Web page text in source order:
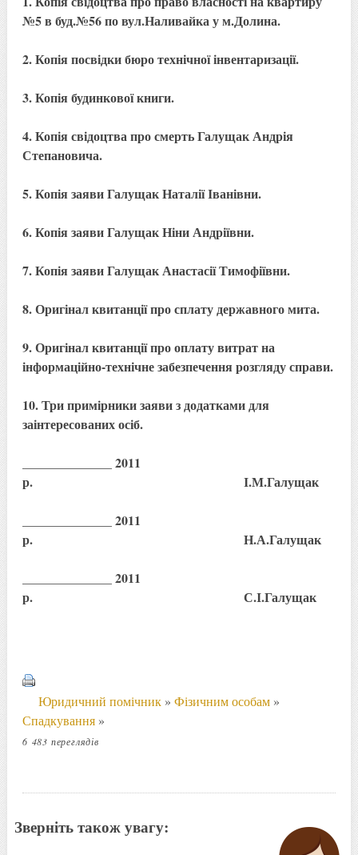
№5 в буд.№56 по вул.Наливайка у м.Долина.
2. Копія посвідки бюро технічної інвентаризації.
3. Копія будинкової книги.
4. Копія свідоцтва про смерть Галущак Андрія
Степановича.
5. Копія заяви Галущак Наталії Іванівни.
6. Копія заяви Галущак Ніни Андріївни.
7. Копія заяви Галущак Анастасії Тимофіївни.
8. Оригінал квитанції про сплату державного мита.
9. Оригінал квитанції про оплату витрат на
інформаційно-технічне забезпечення розгляду справи.
10. Три примірники заяви з додатками для
заінтересованих осіб.
______________ 2011
р. І.М.Галущак
______________ 2011
р. Н.А.Галущак
______________ 2011
р. С.І.Галущак
Юридичний помічник» Фізичним особам»
Спадкування»
6 483 переглядів
Зверніть також увагу: